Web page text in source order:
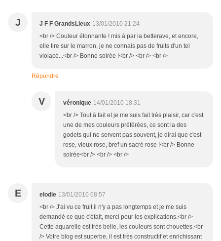
J J F F GrandsLieux 13/01/2010 21:24
<br /> Couleur étonnante ! mis à par la betterave, et encore,
elle tire sur le marron, je ne connais pas de fruits d'un tel
violacé...<br /> Bonne soirée !<br /> <br /> <br />
Répondre
V véronique 14/01/2010 18:31
<br /> Tout à fait et je me suis fait très plaisir, car c'est
une de mes couleurs préférées, ce sont la des
godets qui ne servent pas souvent, je dirai que c'est
rose, vieux rose, bref un sacré rose !<br /> Bonne
soirée<br /> <br /> <br />
E elodie 13/01/2010 08:57
<br /> J'ai vu ce fruit il n'y a pas longtemps et je me suis
demandé ce que c'était, merci pour les explications.<br />
Cette aquarelle est très belle, les couleurs sont chouettes.<br
/> Votre blog est superbe, il est très constructif et enrichissant